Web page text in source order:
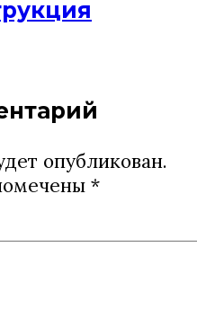
опубликован.
*